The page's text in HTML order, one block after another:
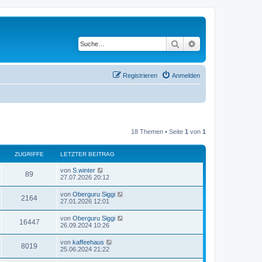
Suche
Anmelden
Registrieren
18 Themen • Seite 1 von 1
ZUGRIFFE LETZTER BEITRAG
89 von S.winter
27.07.2026 20:12
2164 von Oberguru Siggi
27.01.2026 12:01
16447 von Oberguru Siggi
26.09.2024 10:26
8019 von kaffeehaus
25.06.2024 21:22